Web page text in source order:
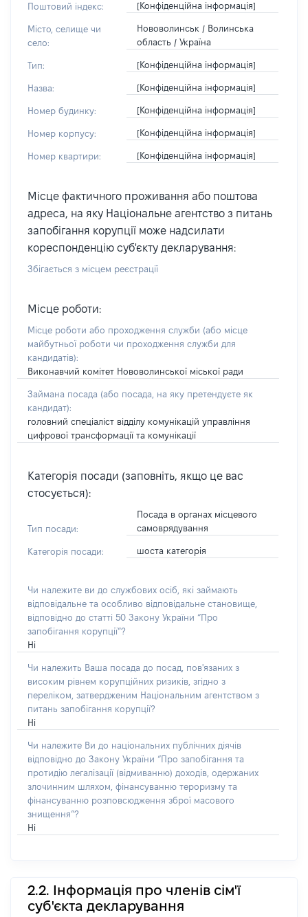
Поштовий індекс: [Конфіденційна інформація]
Місто, селище чи
село:
Нововолинськ / Волинська
область / Україна
Тип: [Конфіденційна інформація]
Назва: [Конфіденційна інформація]
Номер будинку: [Конфіденційна інформація]
Номер корпусу: [Конфіденційна інформація]
Номер квартири: [Конфіденційна інформація]
Місце фактичного проживання або поштова
адреса, на яку Національне агентство з питань
запобігання корупції може надсилати
кореспонденцію суб'єкту декларування:
Збігається з місцем реєстрації
Місце роботи:
Місце роботи або проходження служби (або місце
майбутньої роботи чи проходження служби для
кандидатів):
Виконавчий комітет Нововолинської міської ради
Займана посада (або посада, на яку претендуєте як
кандидат):
головний спеціаліст відділу комунікацій управління
цифрової трансформації та комунікації
Категорія посади (заповніть, якщо це вас
стосується):
Тип посади:
Посада в органах місцевого
самоврядування
Категорія посади: шоста категорія
Чи належите ви до службових осіб, які займають
відповідальне та особливо відповідальне становище,
відповідно до статті 50 Закону України “Про
запобігання корупції”?
Ні
Чи належить Ваша посада до посад, пов'язаних з
високим рівнем корупційних ризиків, згідно з
переліком, затвердженим Національним агентством з
питань запобігання корупції?
Ні
Чи належите Ви до національних публічних діячів
відповідно до Закону України “Про запобігання та
протидію легалізації (відмиванню) доходів, одержаних
злочинним шляхом, фінансуванню тероризму та
фінансуванню розповсюдження зброї масового
знищення”?
Ні
2.2. Інформація про членів сім'ї
суб'єкта декларування